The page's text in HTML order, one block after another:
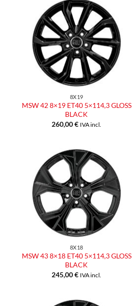
Aggiungi
alla lista
dei
desideri
8X19
MSW 42 8×19 ET40 5×114,3 GLOSS
BLACK
260,00€ IVA incl.
Aggiungi
alla lista
dei
desideri
8X18
MSW 43 8×18 ET40 5×114,3 GLOSS
BLACK
245,00€ IVA incl.